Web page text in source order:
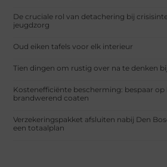
De cruciale rol van detachering bij
jeugdzorg
Oud eiken tafels voor elk interieur
Tien dingen om rustig over na te denken
Kostenefficiënte bescherming: bespaar
brandwerend coaten
Verzekeringspakket afsluiten nabij Den
een totaalplan